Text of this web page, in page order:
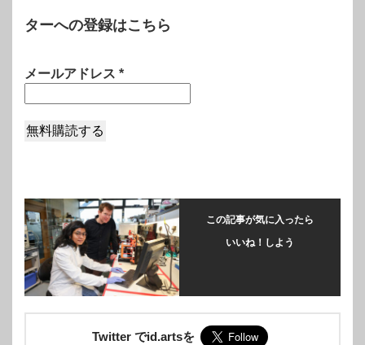
ターへの登録はこちら
メールアドレス *
この記事が気に入ったら
いいね！しよう
Twitter でid.artsを